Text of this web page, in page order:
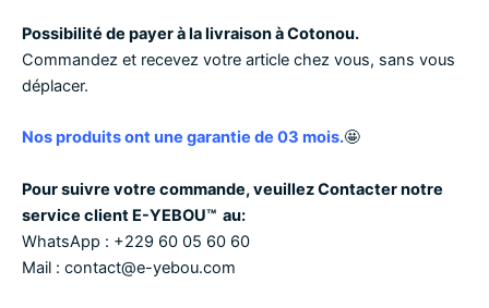
Possibilité de payer à la livraison à Cotonou.
Commandez et recevez votre article chez vous, sans vous
déplacer.
Nos produits ont une garantie de 03 mois.🤩
Pour suivre votre commande, veuillez Contacter notre
service client E-YEBOU™ au:
WhatsApp : +229 60 05 60 60
Mail : contact@e-yebou.com